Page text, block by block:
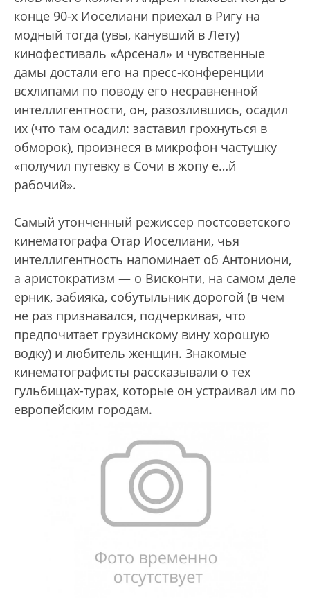
конце 90-х Иоселиани приехал в Ригу на
модный тогда (увы, канувший в Лету)
кинофестиваль «Арсенал» и чувственные
дамы достали его на пресс-конференции
всхлипами по поводу его несравненной
интеллигентности, он, разозлившись, осадил
их (что там осадил: заставил грохнуться в
обморок), произнеся в микрофон частушку
«получил путевку в Сочи в жопу е…й
рабочий».
Самый утонченный режиссер постсоветского
кинематографа Отар Иоселиани, чья
интеллигентность напоминает об Антониони,
а аристократизм — о Висконти, на самом деле
ерник, забияка, собутыльник дорогой (в чем
не раз признавался, подчеркивая, что
предпочитает грузинскому вину хорошую
водку) и любитель женщин. Знакомые
кинематографисты рассказывали о тех
гульбищах-турах, которые он устраивал им по
европейским городам.